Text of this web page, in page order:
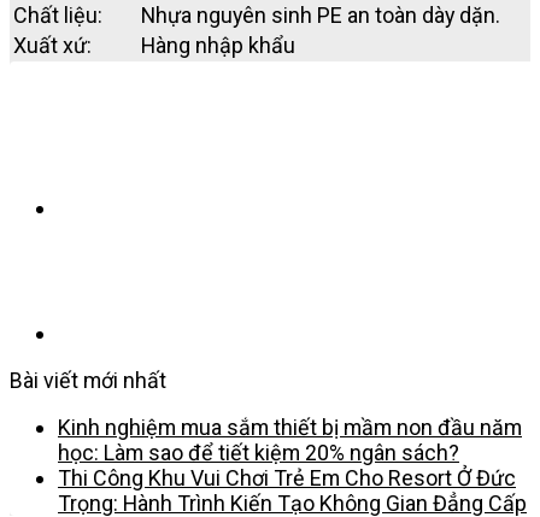
Chất liệu:
Nhựa nguyên sinh PE an toàn dày dặn.
Xuất xứ:
Hàng nhập khẩu
Bài viết mới nhất
Kinh nghiệm mua sắm thiết bị mầm non đầu năm
học: Làm sao để tiết kiệm 20% ngân sách?
Thi Công Khu Vui Chơi Trẻ Em Cho Resort Ở Đức
Trọng: Hành Trình Kiến Tạo Không Gian Đẳng Cấp